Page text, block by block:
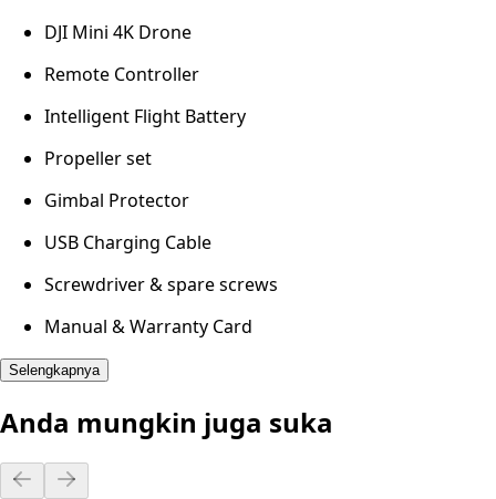
DJI Mini 4K Drone
Remote Controller
Intelligent Flight Battery
Propeller set
Gimbal Protector
USB Charging Cable
Screwdriver & spare screws
Manual & Warranty Card
Selengkapnya
Anda mungkin juga suka